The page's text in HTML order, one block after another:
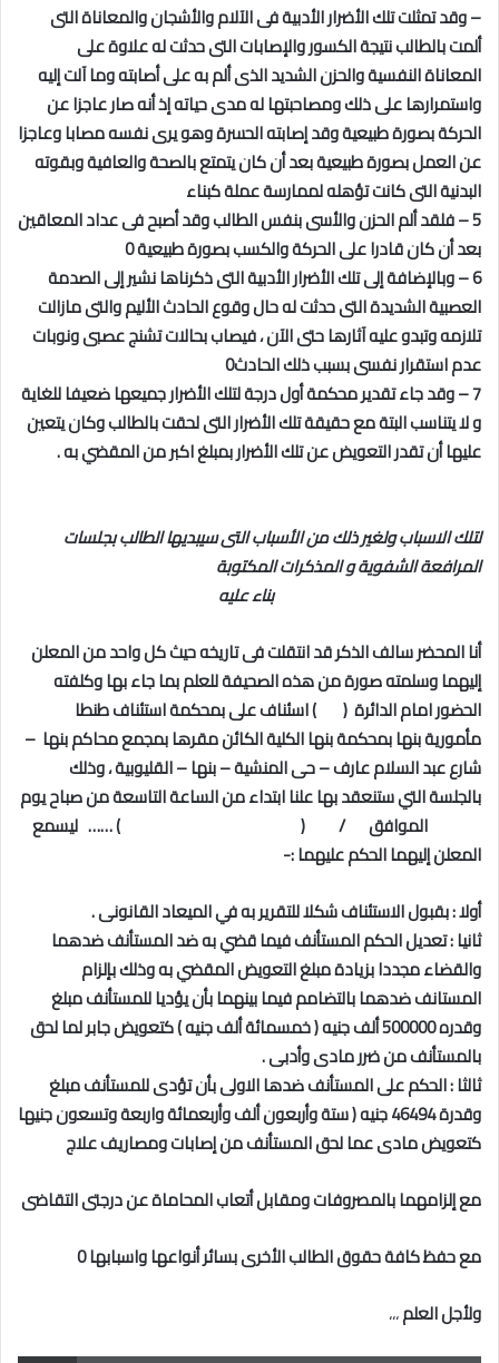
– وقد تمثلت تلك الأضرار الأدبية فى الآلام والأشجان والمعاناة التى
ألمت بالطالب نتيجة الكسور والإصابات التى حدثت له علاوة على
المعاناة النفسية والحزن الشديد الذى ألم به على أصابته وما آلت إليه
واستمرارها على ذلك ومصاحبتها له مدى حياته إذ أنه صار عاجزا عن
الحركة بصورة طبيعية وقد إصابته الحسرة وهو يرى نفسه مصابا وعاجزا
عن العمل بصورة طبيعية بعد أن كان يتمتع بالصحة والعافية وبقوته
البدنية التى كانت تؤهله لممارسة عملة كبناء
5 – فلقد ألم الحزن والأسى بنفس الطالب وقد أصبح فى عداد المعاقين
بعد أن كان قادرا على الحركة والكسب بصورة طبيعية 0
6 – وبالإضافة إلى تلك الأضرار الأدبية التى ذكرناها نشير إلى الصدمة
العصبية الشديدة التى حدثت له حال وقوع الحادث الأليم والتى مازالت
تلازمه وتبدو عليه آثارها حتى الآن ، فيصاب بحالات تشنج عصبى ونوبات
عدم استقرار نفسى بسبب ذلك الحادث0
7 – وقد جاء تقدير محكمة أول درجة لتلك الأضرار جميعها ضعيفا للغاية
و لا يتناسب البتة مع حقيقة تلك الأضرار التى لحقت بالطالب وكان يتعين
عليها أن تقدر التعويض عن تلك الأضرار بمبلغ اكبر من المقضي به .
لتلك الاسباب ولغير ذلك من الأسباب التى سيبديها الطالب بجلسات
المرافعة الشفوية و المذكرات المكتوبة
بناء عليه
أنا المحضر سالف الذكر قد انتقلت فى تاريخه حيث كل واحد من المعلن
إليهما وسلمته صورة من هذه الصحيفة للعلم بما جاء بها وكلفته
الحضور امام الدائرة ( ) اسئناف على بمحكمة استئناف طنطا
مأمورية بنها بمحكمة بنها الكلية الكائن مقرها بمجمع محاكم بنها –
شارع عبد السلام عارف – حى المنشية – بنها – القليوبية ، وذلك
بالجلسة التي ستنعقد بها علنا ابتداء من الساعة التاسعة من صباح يوم
الموافق / ( ) …… ليسمع
المعلن إليهما الحكم عليهما :-
أولا : بقبول الاستئناف شكلا للتقرير به في الميعاد القانونى .
ثانيا : تعديل الحكم المستأنف فيما قضي به ضد المستأنف ضدهما
والقضاء مجددا بزيادة مبلغ التعويض المقضي به وذلك بإلزام
المستانف ضدهما بالتضامم فيما بينهما بأن يؤديا للمستأنف مبلغ
وقدره 500000 ألف جنيه ( خمسمائة ألف جنيه ) كتعويض جابر لما لحق
بالمستأنف من ضرر مادى وأدبى .
ثالثا : الحكم على المستأنف ضدها الاولى بأن تؤدى للمستأنف مبلغ
وقدرة 46494 جنيه ( ستة وأربعون ألف وأربعمائة واربعة وتسعون جنيها
كتعويض مادى عما لحق المستأنف من إصابات ومصاريف علاج
مع إلزامهما بالمصروفات ومقابل أتعاب المحاماة عن درجتى التقاضى
مع حفظ كافة حقوق الطالب الأخرى بسائر أنواعها واسبابها 0
ولأجل العلم،،،